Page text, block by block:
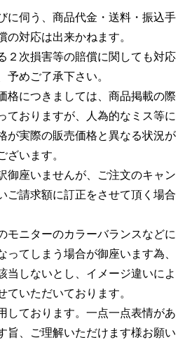
に伺う、商品代金・送料・振込手
の対応は出来かねます。
２次損害等の賠償に関しても対応
予めご了承下さい。
格につきましては、商品掲載の際
ておりますが、人為的なミス等に
が実際の販売価格と異なる状況が
ざいます。
御座いませんが、ご注文のキャン
ご請求額に訂正をさせて頂く場合
モニターのカラーバランスなどに
ってしまう場合が御座います為、
当しないとし、イメージ違いによ
ていただいております。
しております。一点一点表情があ
旨、ご理解いただけます様お願い